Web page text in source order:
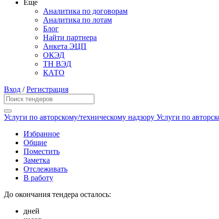
Еще
Аналитика по договорам
Аналитика по лотам
Блог
Найти партнера
Анкета ЭЦП
ОКЭД
ТН ВЭД
КАТО
Вход /Регистрация
Услуги по авторскому/техническому надзору Услуги по
Избранное
Общие
Поместить
Заметка
Отслеживать
В работу
До окончания тендера осталось:
дней